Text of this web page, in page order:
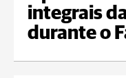
integrais
durante o